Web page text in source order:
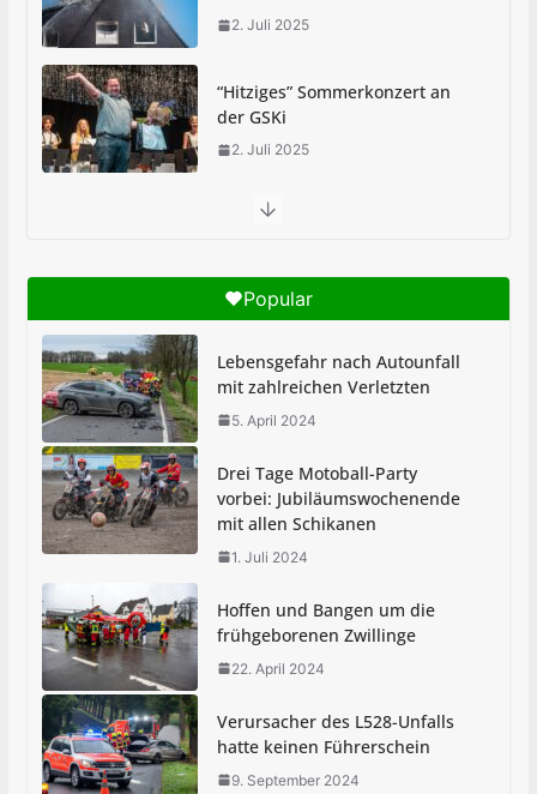
2. Juli 2025
“Hitziges” Sommerkonzert an
der GSKi
2. Juli 2025
Abi-Sturm: Schultag an GSKi begann feucht-
1. Juli 2025
Brandheiße Pause in der Pestalozzi-Schule
30. Juni 2025
Berichterstattung ein
7. Juli 2025
Popular
Lebensgefahr nach Autounfall
mit zahlreichen Verletzten
5. April 2024
Drei Tage Motoball-Party
vorbei: Jubiläumswochenende
mit allen Schikanen
1. Juli 2024
Hoffen und Bangen um die
frühgeborenen Zwillinge
22. April 2024
Verursacher des L528-Unfalls
hatte keinen Führerschein
9. September 2024